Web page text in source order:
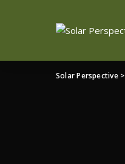
Solar Perspective>